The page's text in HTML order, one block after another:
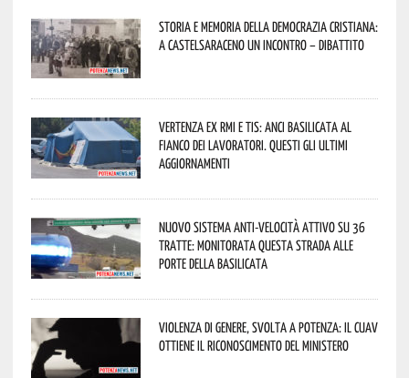
Storia e memoria della Democrazia Cristiana:
a Castelsaraceno un incontro – dibattito
Vertenza ex RMI e TIS: ANCI Basilicata al
fianco dei lavoratori. Questi gli ultimi
aggiornamenti
Nuovo sistema anti-velocità attivo su 36
tratte: monitorata questa strada alle
porte della Basilicata
Violenza di genere, svolta a Potenza: il CUAV
ottiene il riconoscimento del Ministero